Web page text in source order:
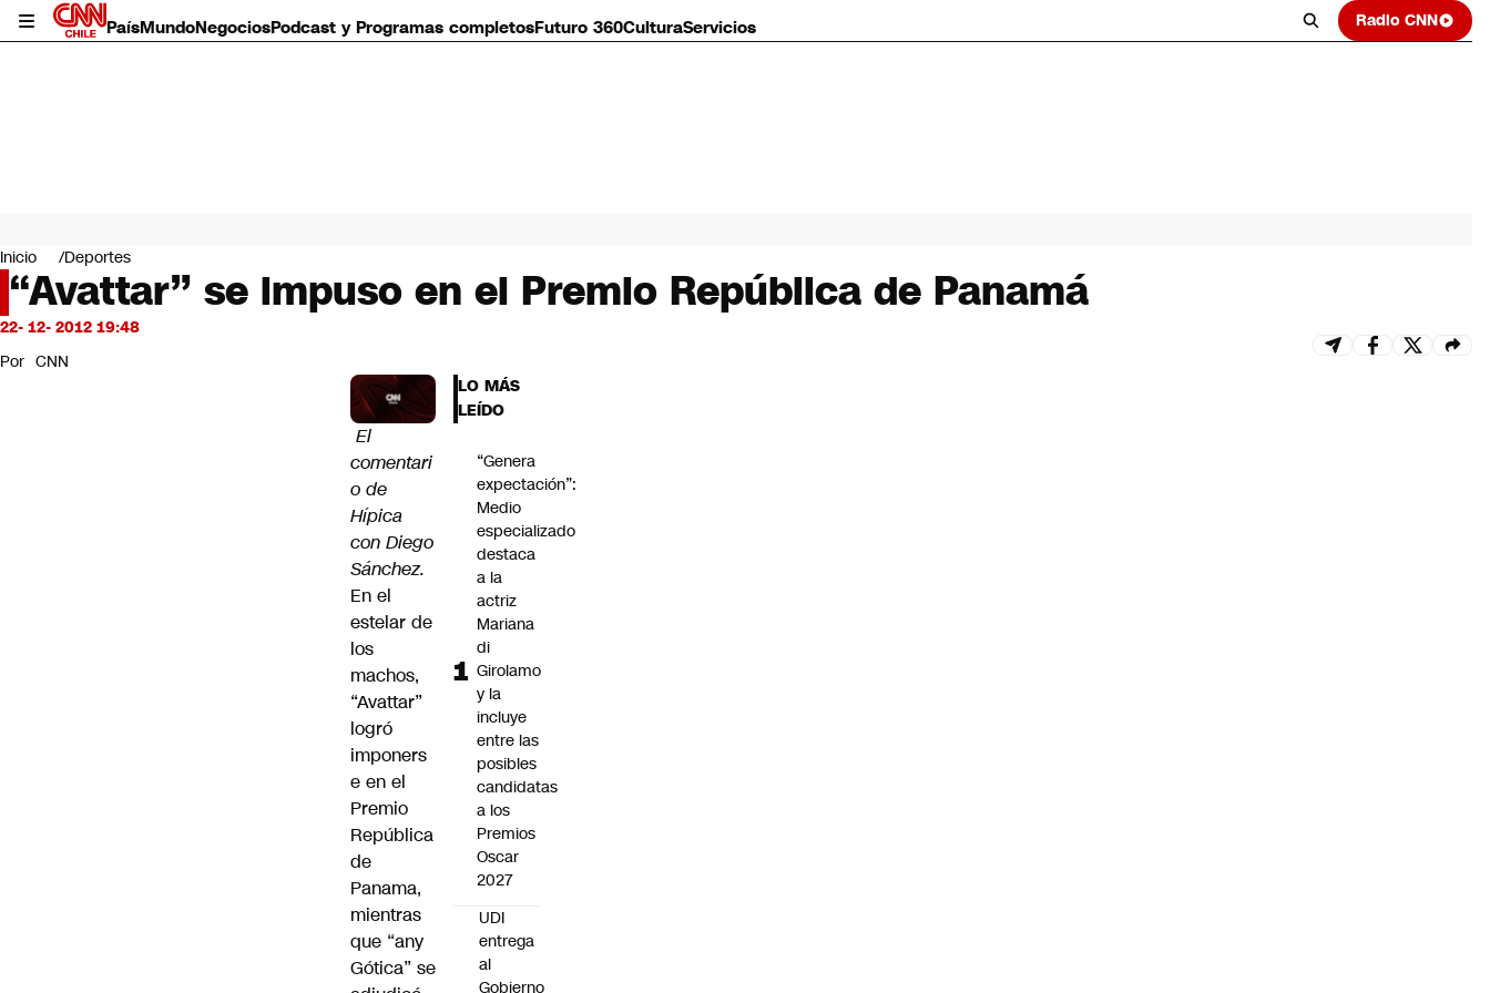
PaísMundoNegociosPodcast y Programas completosFuturo 360CulturaServicios Radio CNN
Mundo
Negocios
Deportes
Programas completos
Servicios
Inicio Deportes
“Avattar” se impuso en el Premio República de Panamá
22- 12- 2012 19:48
Por CNN
El
comentari
o de
Hípica
con Diego
Sánchez.
En el
estelar de
los
machos,
“Avattar”
logró
imponers
e en el
Premio
República
de
Panama,
mientras
que “any
Gótica” se
LO MÁS
LEÍDO
“Genera
expectación”:
Medio
especializado
destaca
a la
actriz
Mariana
di
Girolamo
y la
incluye
entre las
posibles
candidatas
a los
Premios
Oscar
2027
UDI
entrega
al
Gobierno